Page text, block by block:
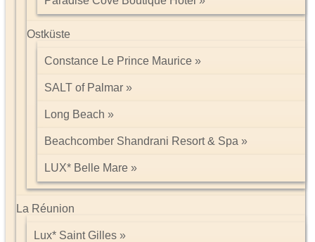
Ostküste
Constance Le Prince Maurice
SALT of Palmar
Long Beach
Beachcomber Shandrani Resort & Spa
LUX* Belle Mare
La Réunion
Lux* Saint Gilles